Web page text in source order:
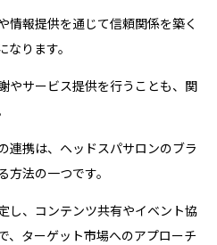
情報提供を通じて信頼関係を築く
なります。
やサービス提供を行うことも、関
連携は、ヘッドスパサロンのブラ
方法の一つです。
し、コンテンツ共有やイベント協
、ターゲット市場へのアプローチ